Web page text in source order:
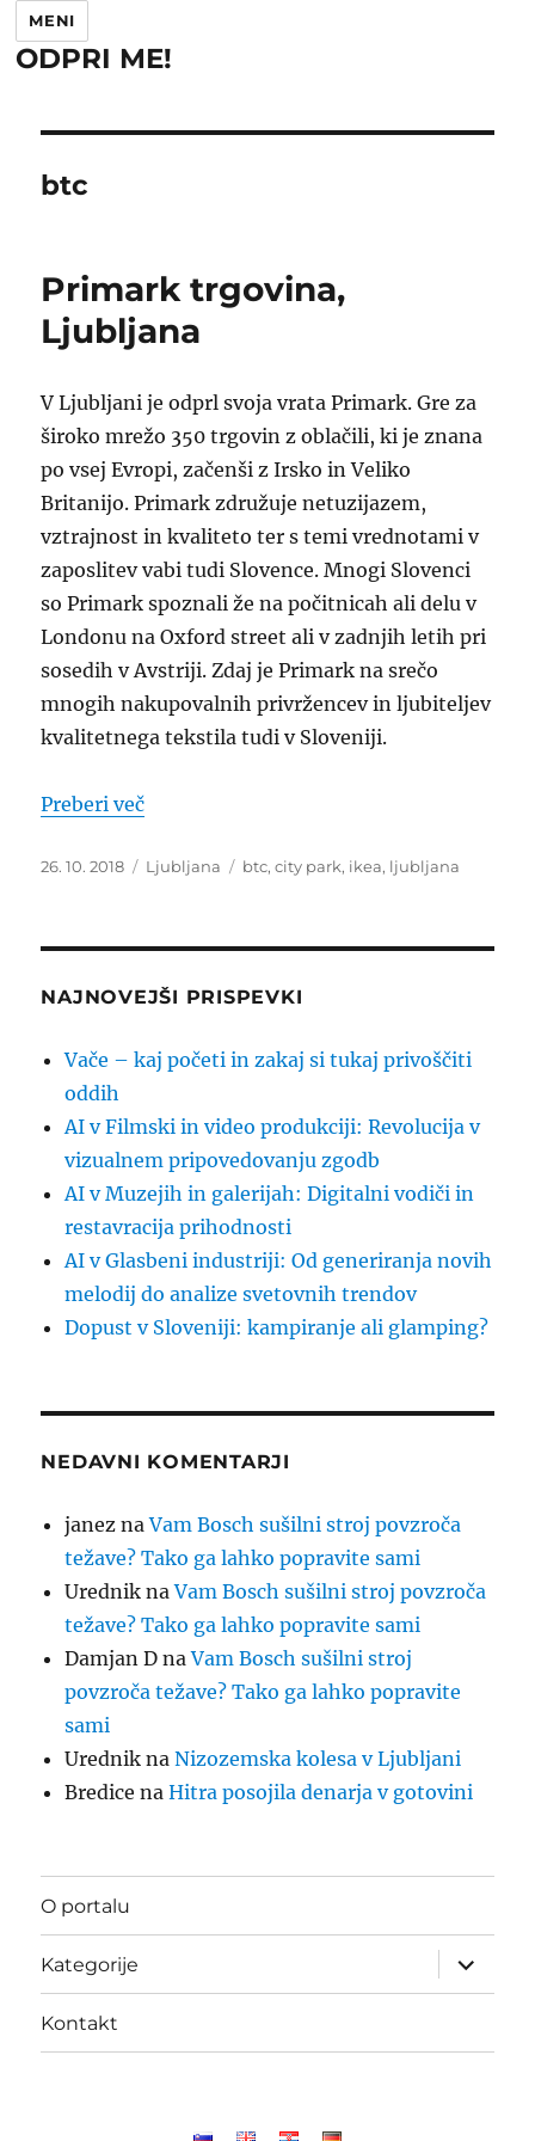
ODPRI ME!
MENI
btc
Primark trgovina,
Ljubljana
V Ljubljani je odprl svoja vrata Primark. Gre za
široko mrežo 350 trgovin z oblačili, ki je znana
po vsej Evropi, začenši z Irsko in Veliko
Britanijo. Primark združuje netuzijazem,
vztrajnost in kvaliteto ter s temi vrednotami v
zaposlitev vabi tudi Slovence. Mnogi Slovenci
so Primark spoznali že na počitnicah ali delu v
Londonu na Oxford street ali v zadnjih letih pri
sosedih v Avstriji. Zdaj je Primark na srečo
mnogih nakupovalnih privržencev in ljubiteljev
kvalitetnega tekstila tudi v Sloveniji.
Preberi več“Primark trgovina, Ljubljana”
Objavljeno
26. 10. 2018 Kategorije
Ljubljana Oznake
btc,city park, ikea, ljubljana
NAJNOVEJŠI PRISPEVKI
Vače – kaj početi in zakaj si tukaj privoščiti
oddih
AI v Filmski in video produkciji: Revolucija v
vizualnem pripovedovanju zgodb
AI v Muzejih in galerijah: Digitalni vodiči in
restavracija prihodnosti
AI v Glasbeni industriji: Od generiranja novih
melodij do analize svetovnih trendov
Dopust v Sloveniji: kampiranje ali glamping?
NEDAVNI KOMENTARJI
janez naVam Bosch sušilni stroj povzroča
težave? Tako ga lahko popravite sami
Urednik naVam Bosch sušilni stroj povzroča
težave? Tako ga lahko popravite sami
Damjan D naVam Bosch sušilni stroj
povzroča težave? Tako ga lahko popravite
sami
Urednik naNizozemska kolesa v Ljubljani
Bredice naHitra posojila denarja v gotovini
O portalu
Kategorije
Odpri
podmeni
Kontakt